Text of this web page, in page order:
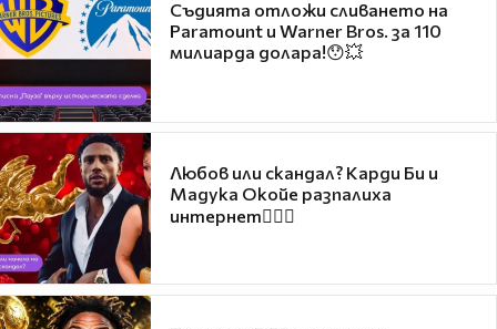
Съдията отложи сливането на
Paramount и Warner Bros. за 110
милиарда долара!😯💥
Любов или скандал? Карди Би и
Мадука Окойе разпалиха
интернет❤️‍🔥🔥